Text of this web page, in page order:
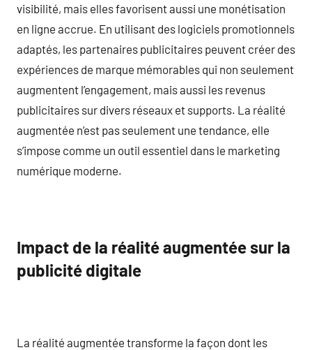
visibilité, mais elles favorisent aussi une monétisation
en ligne accrue. En utilisant des logiciels promotionnels
adaptés, les partenaires publicitaires peuvent créer des
expériences de marque mémorables qui non seulement
augmentent l’engagement, mais aussi les revenus
publicitaires sur divers réseaux et supports. La réalité
augmentée n’est pas seulement une tendance, elle
s’impose comme un outil essentiel dans le marketing
numérique moderne.
Impact de la réalité augmentée sur la
publicité digitale
La réalité augmentée transforme la façon dont les